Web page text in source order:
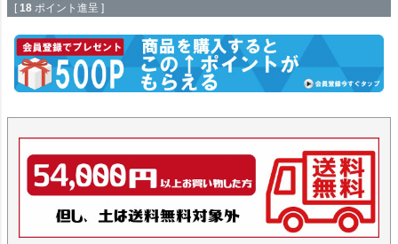
[ 18 ポイント進呈 ]